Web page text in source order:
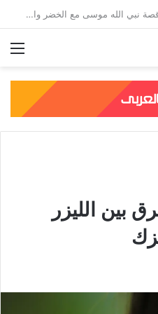
وأشهر مؤلفاته الصوفية
بين الليزر